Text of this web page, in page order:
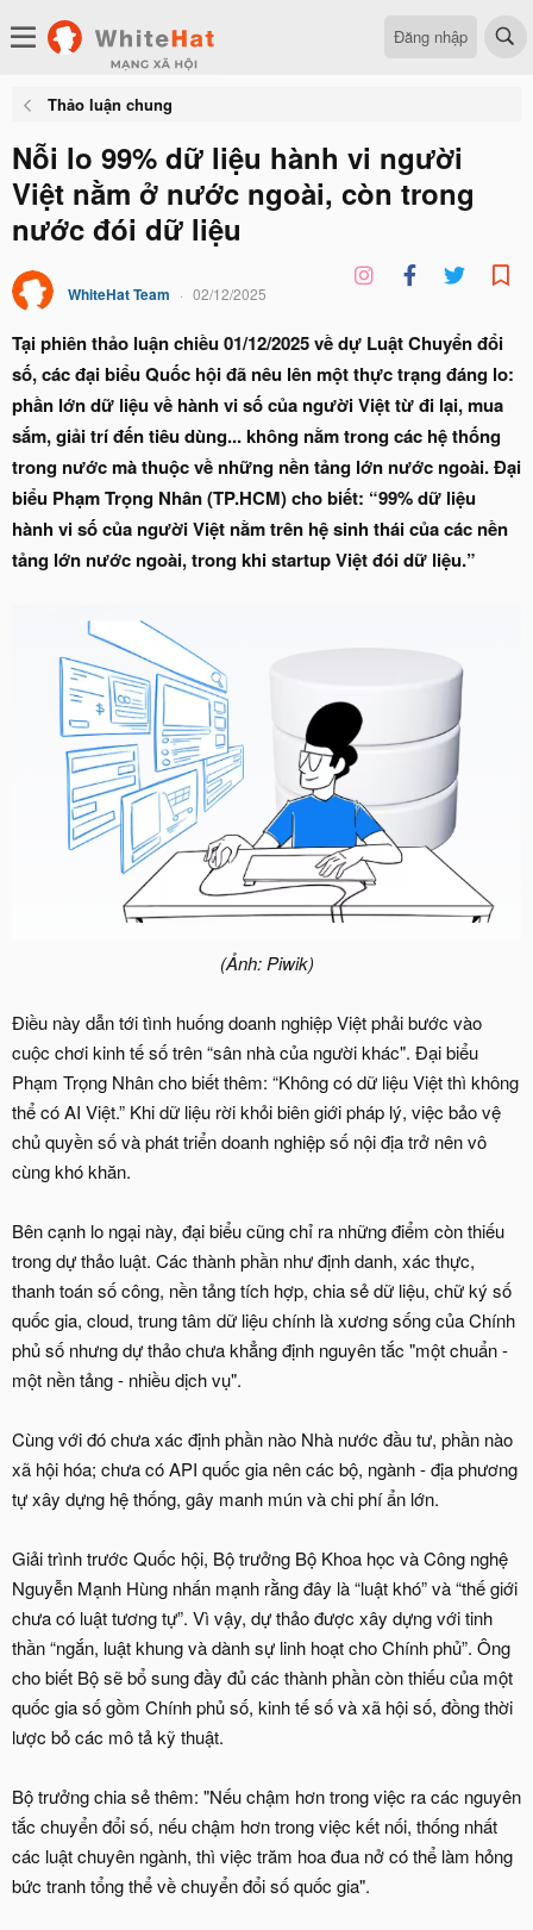
Đăng nhập
Thảo luận chung
Nỗi lo 99% dữ liệu hành vi người
Việt nằm ở nước ngoài, còn trong
nước đói dữ liệu
WhiteHat Team 02/12/2025
Tại phiên thảo luận chiều 01/12/2025 về dự Luật Chuyển đổi
số, các đại biểu Quốc hội đã nêu lên một thực trạng đáng lo:
phần lớn dữ liệu về hành vi số của người Việt từ đi lại, mua
sắm, giải trí đến tiêu dùng... không nằm trong các hệ thống
trong nước mà thuộc về những nền tảng lớn nước ngoài. Đại
biểu Phạm Trọng Nhân (TP.HCM) cho biết: “99% dữ liệu
hành vi số của người Việt nằm trên hệ sinh thái của các nền
tảng lớn nước ngoài, trong khi startup Việt đói dữ liệu.”
(Ảnh: Piwik)
Điều này dẫn tới tình huống doanh nghiệp Việt phải bước vào
cuộc chơi kinh tế số trên “sân nhà của người khác". Đại biểu
Phạm Trọng Nhân cho biết thêm: “Không có dữ liệu Việt thì không
thể có AI Việt.” Khi dữ liệu rời khỏi biên giới pháp lý, việc bảo vệ
chủ quyền số và phát triển doanh nghiệp số nội địa trở nên vô
cùng khó khăn.
Bên cạnh lo ngại này, đại biểu cũng chỉ ra những điểm còn thiếu
trong dự thảo luật. Các thành phần như định danh, xác thực,
thanh toán số công, nền tảng tích hợp, chia sẻ dữ liệu, chữ ký số
quốc gia, cloud, trung tâm dữ liệu chính là xương sống của Chính
phủ số nhưng dự thảo chưa khẳng định nguyên tắc "một chuẩn -
một nền tảng - nhiều dịch vụ".
Cùng với đó chưa xác định phần nào Nhà nước đầu tư, phần nào
xã hội hóa; chưa có API quốc gia nên các bộ, ngành - địa phương
tự xây dựng hệ thống, gây manh mún và chi phí ẩn lớn.
Giải trình trước Quốc hội, Bộ trưởng Bộ Khoa học và Công nghệ
Nguyễn Mạnh Hùng nhấn mạnh rằng đây là “luật khó” và “thế giới
chưa có luật tương tự”. Vì vậy, dự thảo được xây dựng với tinh
thần “ngắn, luật khung và dành sự linh hoạt cho Chính phủ”. Ông
cho biết Bộ sẽ bổ sung đầy đủ các thành phần còn thiếu của một
quốc gia số gồm Chính phủ số, kinh tế số và xã hội số, đồng thời
lược bỏ các mô tả kỹ thuật.
Bộ trưởng chia sẻ thêm: "Nếu chậm hơn trong việc ra các nguyên
tắc chuyển đổi số, nếu chậm hơn trong việc kết nối, thống nhất
các luật chuyên ngành, thì việc trăm hoa đua nở có thể làm hỏng
bức tranh tổng thể về chuyển đổi số quốc gia".